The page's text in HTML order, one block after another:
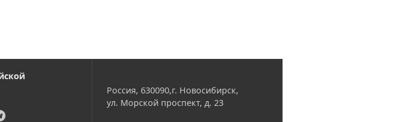
(current)
Россия, 630090,г. Новосибирск,
ул. Морской проспект, д. 23